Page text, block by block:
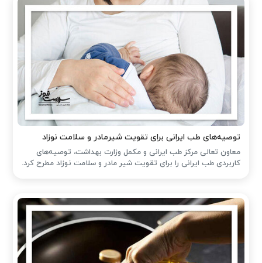
توصیه‌های طب ایرانی برای تقویت شیرمادر و سلامت نوزاد
معاون تعالی مرکز طب ایرانی و مکمل وزارت بهداشت، توصیه‌های
کاربردی طب ایرانی را برای تقویت شیر مادر و سلامت نوزاد مطرح کرد.